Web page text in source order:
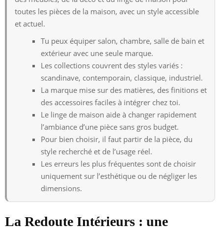
toutes les pièces de la maison, avec un style accessible
et actuel.
Tu peux équiper salon, chambre, salle de bain et
extérieur avec une seule marque.
Les collections couvrent des styles variés :
scandinave, contemporain, classique, industriel.
La marque mise sur des matières, des finitions et
des accessoires faciles à intégrer chez toi.
Le linge de maison aide à changer rapidement
l’ambiance d’une pièce sans gros budget.
Pour bien choisir, il faut partir de la pièce, du
style recherché et de l’usage réel.
Les erreurs les plus fréquentes sont de choisir
uniquement sur l’esthétique ou de négliger les
dimensions.
La Redoute Intérieurs : une